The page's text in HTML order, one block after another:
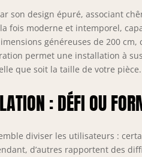
cm de largeur et 37
vaste espace de
également pour les
avec notice claire :
nécessaires -
disponible séparément.
son design épuré, associant
fois moderne et intemporel,
généreuses de 200
permet une installation à
que soit la taille de votre pièce.
: DÉFI OU
diviser les utilisateurs :
d’autres rapportent des